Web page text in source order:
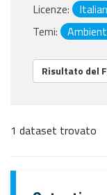
Licenze:
Temi:
Risultato del
1 dataset trovato